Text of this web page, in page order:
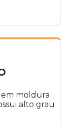
em moldura
alto grau